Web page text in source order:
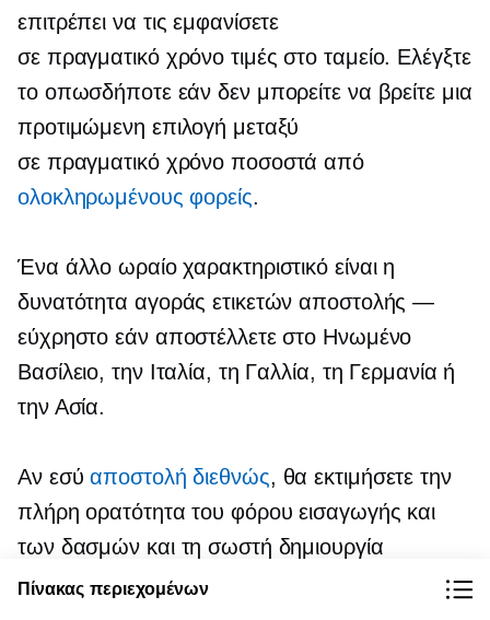
επιτρέπει να τις εμφανίσετε
σε πραγματικό χρόνο τιμές στο ταμείο. Ελέγξτε
το οπωσδήποτε εάν δεν μπορείτε να βρείτε μια
προτιμώμενη επιλογή μεταξύ
σε πραγματικό χρόνο ποσοστά από
ολοκληρωμένους φορείς.
Ένα άλλο ωραίο χαρακτηριστικό είναι η
δυνατότητα αγοράς ετικετών αποστολής —
εύχρηστο εάν αποστέλλετε στο Ηνωμένο
Βασίλειο, την Ιταλία, τη Γαλλία, τη Γερμανία ή
την Ασία.
Αν εσύαποστολή διεθνώς, θα εκτιμήσετε την
πλήρη ορατότητα του φόρου εισαγωγής και
των δασμών και τη σωστή δημιουργία
εγγράφων στο EasyShip.
Πίνακας περιεχομένων